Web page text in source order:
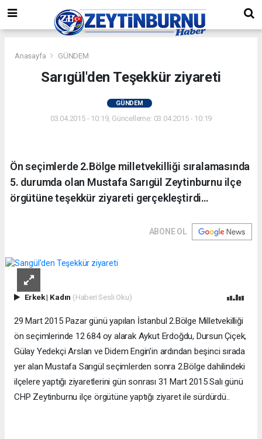
Anasayfa GÜNDEM
Sarıgül'den Teşekkür ziyareti
GÜNDEM
03.04.2015 - 10:19, Güncelleme: 03.04.2015 - 10:19
Ön seçimlerde 2.Bölge milletvekilliği sıralamasında
5. durumda olan Mustafa Sarıgül Zeytinburnu ilçe
örgütüne teşekkür ziyareti gerçekleştirdi…
ABONE OL
Erkek| Kadın (Haberi Sesli Oku)
29 Mart 2015 Pazar günü yapılan İstanbul 2.Bölge Milletvekilliği
ön seçimlerinde 12 684 oy alarak Aykut Erdoğdu, Dursun Çiçek,
Gülay Yedekçi Arslan ve Didem Engin’in ardından beşinci sırada
yer alan Mustafa Sarıgül seçimlerden sonra 2.Bölge dahilindeki
ilçelere yaptığı ziyaretlerini gün sonrası 31 Mart 2015 Salı günü
CHP Zeytinburnu ilçe örgütüne yaptığı ziyaret ile sürdürdü..